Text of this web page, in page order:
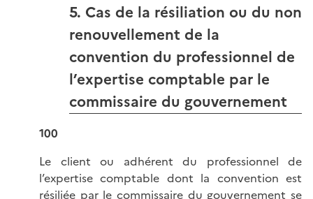
5. Cas de la résiliation ou du non
renouvellement de la
convention du professionnel de
l’expertise comptable par le
commissaire du gouvernement
100
Le client ou adhérent du professionnel de
l’expertise comptable dont la convention est
résiliée par le commissaire du gouvernement se